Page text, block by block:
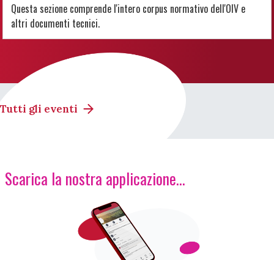
Questa sezione comprende l'intero corpus normativo dell'OIV e
altri documenti tecnici.
Tutti gli eventi
Scarica la nostra applicazione...
Immagine